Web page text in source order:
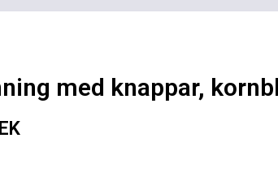
med knappar,